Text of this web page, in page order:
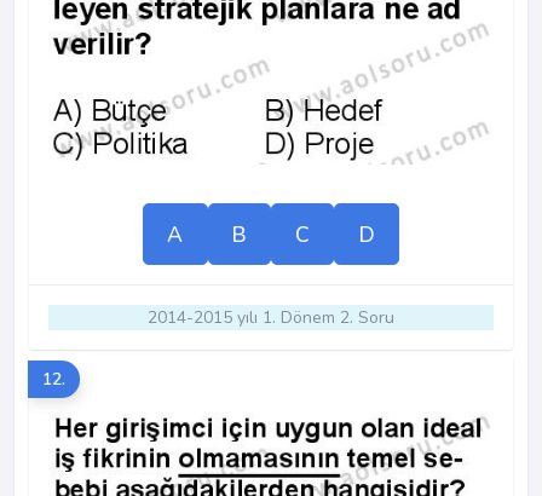
A B C D
2014-2015 yılı 1. Dönem 2. Soru
12.